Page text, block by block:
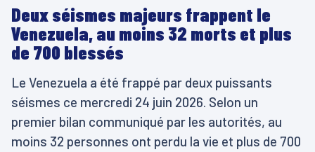
Deux séismes majeurs frappent le
Venezuela, au moins 32 morts et plus
de 700 blessés
Le Venezuela a été frappé par deux puissants
séismes ce mercredi 24 juin 2026. Selon un
premier bilan communiqué par les autorités, au
moins 32 personnes ont perdu la vie et plus de 700